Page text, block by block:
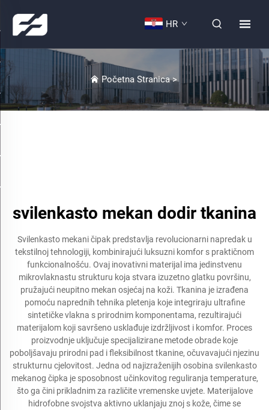
HR
Početna Stranica>
svilenkasto mekan dodir tkanina
Svilenkasto mekani čipak predstavlja revolucionarni napredak u
tekstilnoj tehnologiji, kombinirajući luksuzni komfor s praktičnom
funkcionalnošću. Ovaj inovativni materijal ima jedinstvenu
mikrovlaknastu strukturu koja stvara izuzetno glatku površinu,
pružajući neupitno mekan osjećaj na koži. Tkanina je izrađena
pomoću naprednih tehnika pletenja koje integriraju ultrafine
sintetičke vlakna s prirodnim komponentama, rezultirajući
materijalom koji savršeno usklađuje izdržljivost i komfor. Proces
proizvodnje uključuje specijalizirane metode obrade koje
poboljšavaju prirodni pad i fleksibilnost tkanine, očuvavajući njezinu
strukturnu cjelovitost. Jedna od najizraženijih osobina svilenkasto
mekanog čipka je sposobnost učinkovitog reguliranja temperature,
što ga čini prikladnim za različite vremenske uvjete. Materijalove
hidrofobne svojstva aktivno uklanjaju znoj s kože, čime se